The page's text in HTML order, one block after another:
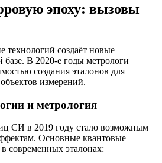
эпоху: вызовы
технологий создаёт новые
базе. В 2020-е годы метрологи
создания эталонов для
измерений.
и метрология
СИ в 2019 году стало возможным
Основные квантовые
современных эталонах: